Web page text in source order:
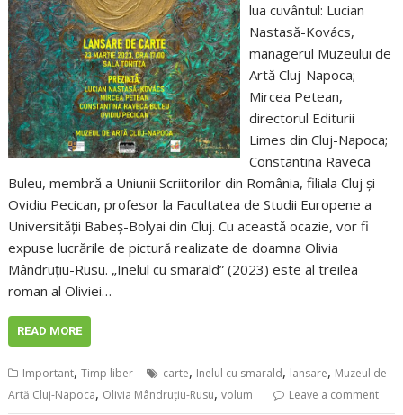
lua cuvântul: Lucian
Nastasă-Kovács,
managerul Muzeului de
Artă Cluj-Napoca;
Mircea Petean,
directorul Editurii
Limes din Cluj-Napoca;
Constantina Raveca
Buleu, membră a Uniunii Scriitorilor din România, filiala Cluj și
Ovidiu Pecican, profesor la Facultatea de Studii Europene a
Universității Babeș-Bolyai din Cluj. Cu această ocazie, vor fi
expuse lucrările de pictură realizate de doamna Olivia
Mândruțiu-Rusu. „Inelul cu smarald” (2023) este al treilea
roman al Oliviei…
READ MORE
Important,Timp liber carte, Inelul cu smarald, lansare, Muzeul de
Artă Cluj-Napoca, Olivia Mândruțiu-Rusu,volum Leave a comment